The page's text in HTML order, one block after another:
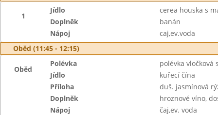
1
Jídlo
cerea houska s
Doplněk
banán
Nápoj
caj,ev.voda
Oběd (11:45 - 12:15)
Oběd
Polévka
polévka vločková
Jídlo
kuřecí čína
Příloha
duš. jasmínová
Doplněk
hroznové víno,
Nápoj
čaj,ev. voda